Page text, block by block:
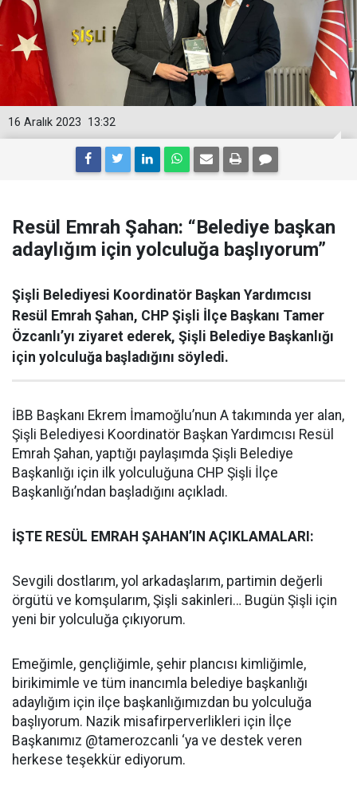
13:32
16 Aralık 2023
Resül Emrah Şahan: “Belediye başkan
adaylığım için yolculuğa başlıyorum”
Şişli Belediyesi Koordinatör Başkan Yardımcısı
Resül Emrah Şahan, CHP Şişli İlçe Başkanı Tamer
Özcanlı’yı ziyaret ederek, Şişli Belediye Başkanlığı
için yolculuğa başladığını söyledi.
İBB Başkanı Ekrem İmamoğlu’nun A takımında yer alan,
Şişli Belediyesi Koordinatör Başkan Yardımcısı Resül
Emrah Şahan, yaptığı paylaşımda Şişli Belediye
Başkanlığı için ilk yolculuğuna CHP Şişli İlçe
Başkanlığı’ndan başladığını açıkladı.
İŞTE RESÜL EMRAH ŞAHAN’IN AÇIKLAMALARI:
Sevgili dostlarım, yol arkadaşlarım, partimin değerli
örgütü ve komşularım, Şişli sakinleri… Bugün Şişli için
yeni bir yolculuğa çıkıyorum.
Emeğimle, gençliğimle, şehir plancısı kimliğimle,
birikimimle ve tüm inancımla belediye başkanlığı
adaylığım için ilçe başkanlığımızdan bu yolculuğa
başlıyorum. Nazik misafirperverlikleri için İlçe
Başkanımız @tamerozcanli ‘ya ve destek veren
herkese teşekkür ediyorum.